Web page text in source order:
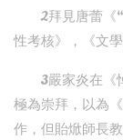
2拜見唐蕾《
性考核》，《文
3嚴家炎在《
極為崇拜，以為
作，但貽焮師長